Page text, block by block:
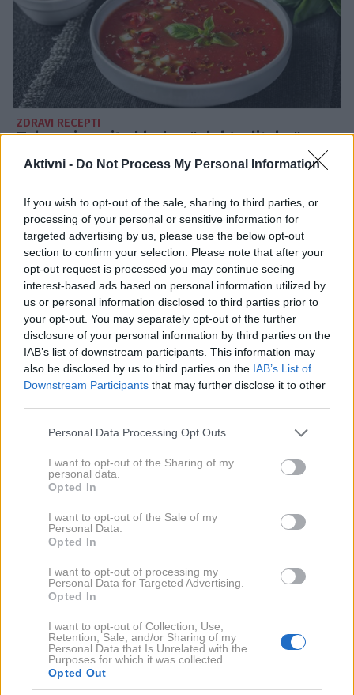
Aktivni - Do Not Process My Personal Information
If you wish to opt-out of the sale, sharing to third parties, or
processing of your personal or sensitive information for
targeted advertising by us, please use the below opt-out
section to confirm your selection. Please note that after your
opt-out request is processed you may continue seeing
interest-based ads based on personal information utilized by
us or personal information disclosed to third parties prior to
your opt-out. You may separately opt-out of the further
disclosure of your personal information by third parties on the
IAB’s list of downstream participants. This information may
also be disclosed by us to third parties on the IAB’s List of
Downstream Participants that may further disclose it to other
Please note that this website/app uses one or more Google
not limited to your visit or usage behaviour. You may click to
grant or deny consent to Google and its third-party tags to
use your data for below specified purposes in below Google
consent section.
Personal Data Processing Opt Outs
I want to opt-out of the Sharing of my
personal data.
Opted In
I want to opt-out of the Sale of my
Personal Data.
Opted In
I want to opt-out of processing my
Personal Data for Targeted Advertising.
Opted In
I want to opt-out of Collection, Use,
Retention, Sale, and/or Sharing of my
Personal Data that Is Unrelated with the
Purposes for which it was collected.
Opted Out
ZDRAVI RECEPTI
Tako pripravite hladno "elektrolitsko"
juho: osvežilna poletna jed brez kuhanja,
Skrivna sestavina, ki tiho varuje vaše srce:
pogosto jo spregledamo, a je v resnici
izredno pomembna
ZDRAVI RECEPTI